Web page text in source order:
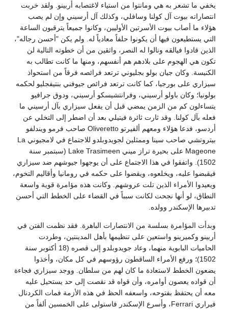
يخفي ما تشعر به هي ومانتوا من استياء لاغتصابه أربينو. ولقد خربت
انتصاراته بيوت آل كولنا وسافلي، وكذلك آل أرسيني وإن لم يصب
هؤلاء ما أصاب بيوت الأسرتين الأوليين، وكانوا جميعاً يترقبون الساعة
التي يستطيعون فيها أن يكونوا حلفاً معادياً له. ولم يكن "أحسن رجاله"،
الذين قادوا فيالقه ونالوا له النصر، واثقين من أن خطوته التالية لن
تكون هي الهجوم على بلادهم هم أنفسهم، ومنها ما كانت تطالب به
الكنيسة. وكان جيان بولو بجليوني ترتعد فرائصه فرقاً من استحواذ
سيزاري على بورجيا، كما كانت ترتعد فرائص جيوفني بنتيفجليو لحكمه
بولونيا؛ وكان باولو أرسيني، وفرانتشيسكو أرسيني، ودوق جرافيو
يتساءلون كم من الزمن يمضي قبل أن يفعل سيزاري بآل أرسيني ما
فعله بآل كولنا. وقد ثارت ثائرة فيتيلي بعد أن اضطر إلى التخلي عن
أردسو، فدعا هؤلاء ومعهم ألفيرتو Oliveretto صاحب فرمو ويندلفو
بيتروتشي صاحب سينا وممثلين لجويدوبلدو للاجتماع في لامجيوني La
Mageone على بحيرة تراز ميني Lake Trasimeen (سبتمبر سنة
1502). واتفقوا في هذا الاجتماع على أن يوجهوا جيوشهم ضد سيزاري
فيقبضوا عليه، ويخلعوه، ويقضوا على حكمه في رومانيا وأقاليم التخوم،
ويعيدوا الأمراء الذين تلت عروشهم. وكانت هذه مؤامرة قوية واسعة
النطاق، لو أنها نجحت لكانت سبباً في القضاء على الخطط التي أحسن
تدبيرها الإسكندر وولده.
وبدأت المؤامرة بسلسة من الانتصارات الباهرة. فقد نظمت الفتن في
أربينو وكميرينو واستعين على تنظيمها بأهل المدينتين، وطردت
الحاميات البابوية منهما، وعاد جويدوبلدو إلى قصره (18 أكتوبر سنة
1502)؛ ورفع الأمراء الساقطون رؤوسهم في كل مكان، وأخذوا
يضعون الخطط لاستعادة ما كان لهم من سلطان. ووجد سيزاري فجاءة
أن قواده يعصون أوامره، وأن قواه قد نقصت إلى حد يستحيل عليه
معه أن يحتفظ بفتوحه، واسعفه الحظ في هذه الأزمة فمات الكردنال
فيراري Ferrari، وأسرع الإسكندر فاستولى على الخمسين ألفاً من